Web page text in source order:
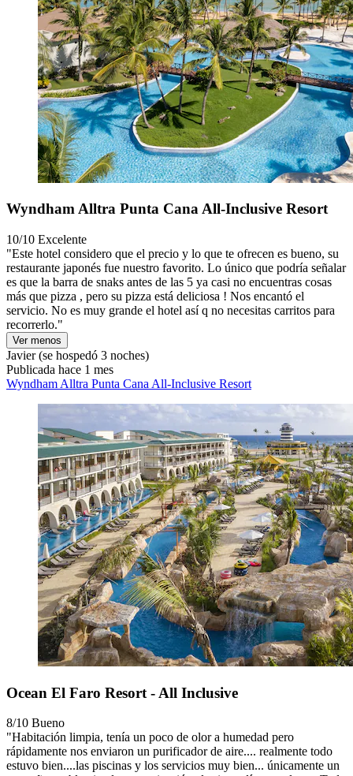
Wyndham Alltra Punta Cana All-Inclusive Resort
10/10 Excelente
"Este hotel considero que el precio y lo que te ofrecen es bueno, su
restaurante japonés fue nuestro favorito. Lo único que podría señalar
es que la barra de snaks antes de las 5 ya casi no encuentras cosas
más que pizza , pero su pizza está deliciosa ! Nos encantó el
servicio. No es muy grande el hotel así q no necesitas carritos para
recorrerlo."
Ver menos
Javier(se hospedó 3 noches)
Publicada hace 1 mes
Wyndham Alltra Punta Cana All-Inclusive Resort
Ocean El Faro Resort - All Inclusive
8/10 Bueno
"Habitación limpia, tenía un poco de olor a humedad pero
rápidamente nos enviaron un purificador de aire.... realmente todo
estuvo bien....las piscinas y los servicios muy bien... únicamente un